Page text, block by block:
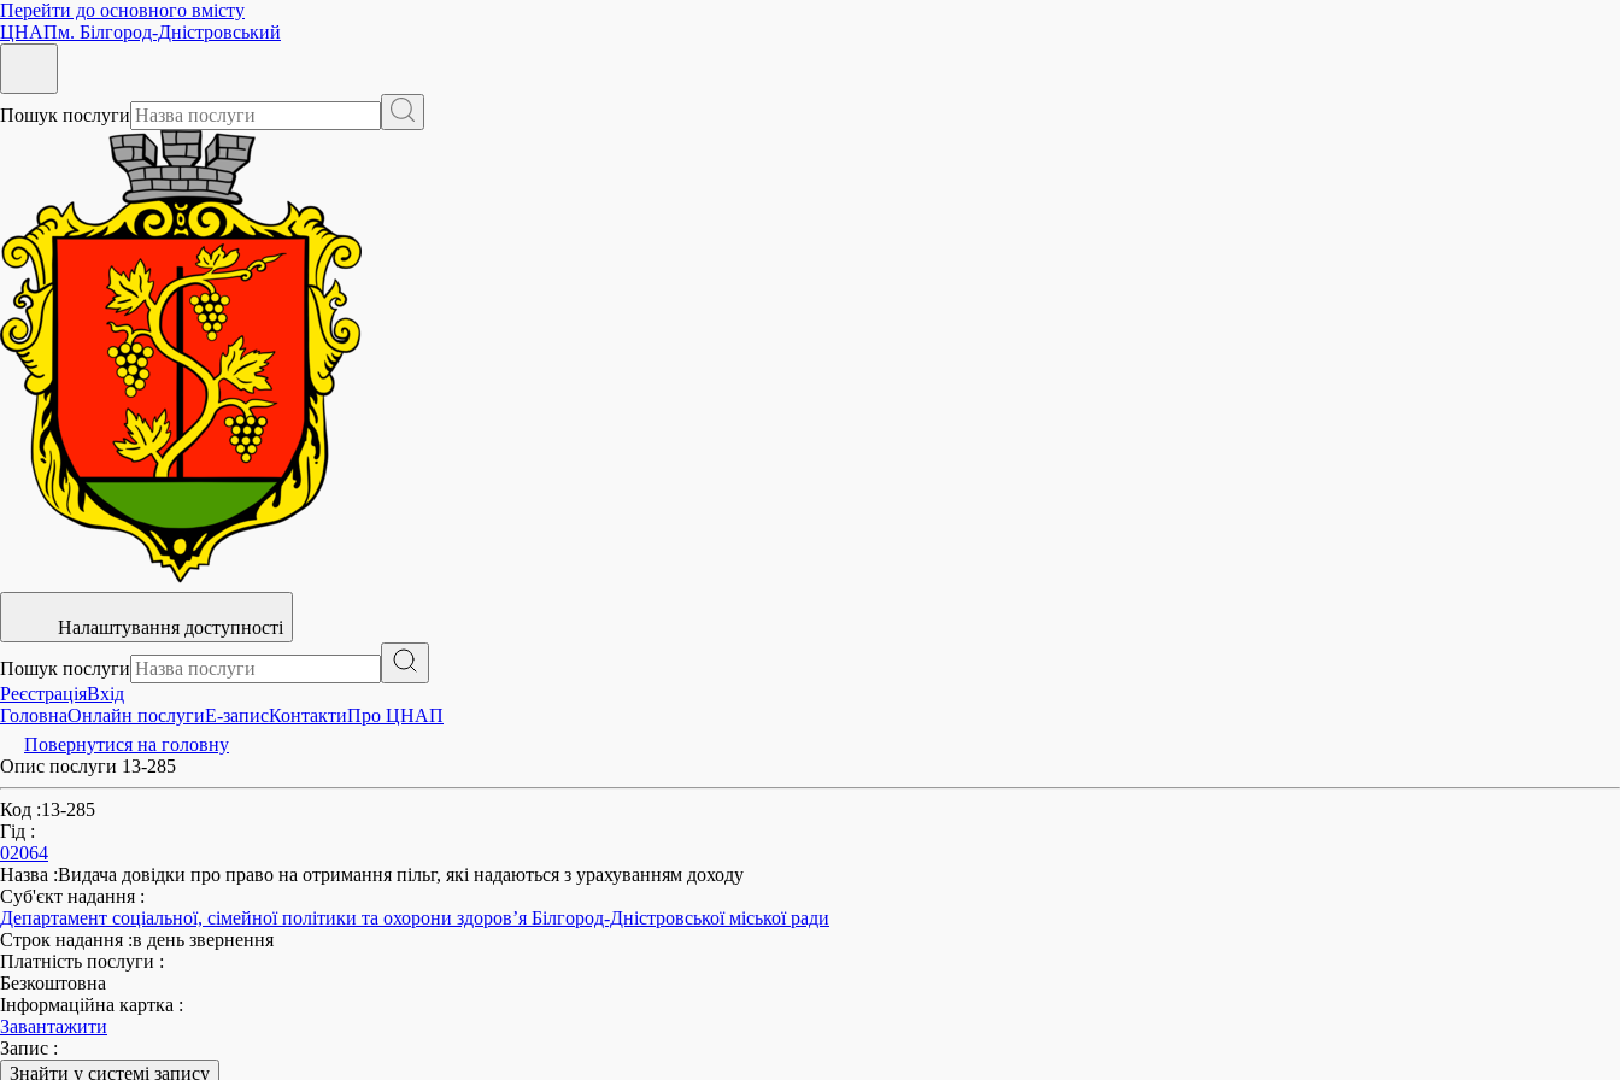
Перейти до основного вмісту
ЦНАПм. Білгород-Дністровський
Пошук послуги
Налаштування доступності
Пошук послуги
РеєстраціяВхід
ГоловнаОнлайн послугиE-записКонтактиПро ЦНАП
Повернутися на головну
Опис послуги 13-285
Код :13-285
Гід :
02064
Назва :Видача довідки про право на отримання пільг, які надаються з урахуванням доходу
Суб'єкт надання :
Департамент соціальної, сімейної політики та охорони здоров’я Білгород-Дністровської міської ради
Строк надання :в день звернення
Платність послуги :
Безкоштовна
Інформаційна картка :
Завантажити
Запис :
Знайти у системі запису